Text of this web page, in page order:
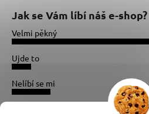
Jak se Vám líbí náš e-shop?
Velmi pěkný
Ujde to
Nelíbí se mi